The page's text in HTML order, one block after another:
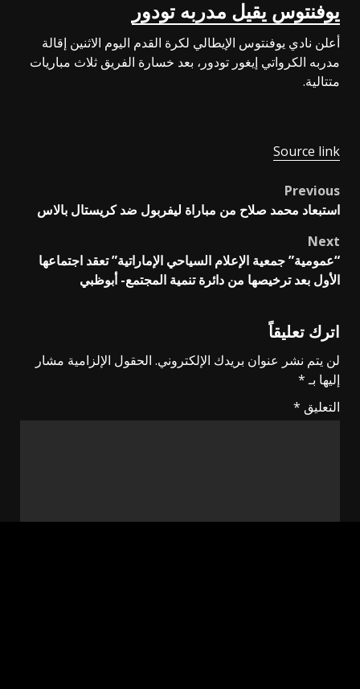
يوفنتوس يقيل مدربه تودور
أعلن نادي يوفنتوس الإيطالي لكرة القدم اليوم الاثنين إقالة
مدربه الكرواتي إيغور تودور، بعد خسارة الفريق ثلاث مباريات
متتالية.
Source link
Post
navigation
Previous
استبعاد محمد صلاح من مباراة ليفربول ضد كريستال بالاس
Next
“عمومية” جمعية الإعلام السياحي الإماراتية” تعقد اجتماعها
الأول بعد ترخيصها من دائرة تنمية المجتمع- أبوظبي
اترك تعليقاً
لن يتم نشر عنوان بريدك الإلكتروني. الحقول الإلزامية مشار
إليها بـ*
التعليق *